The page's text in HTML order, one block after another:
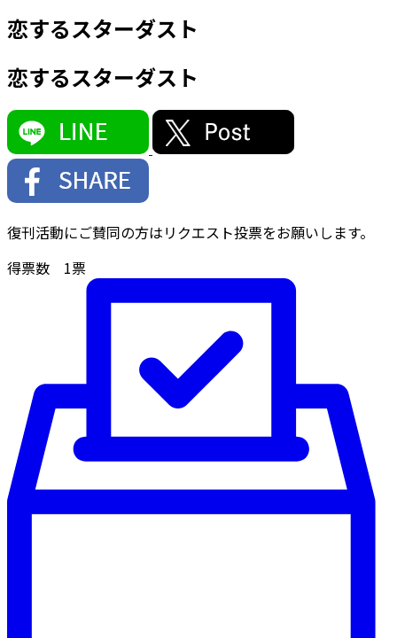
恋するスターダスト
恋するスターダスト
復刊活動にご賛同の方はリクエスト投票をお願いします。
得票数 1票